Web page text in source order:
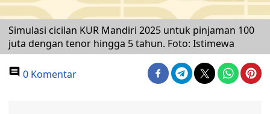
Simulasi cicilan KUR Mandiri 2025 untuk pinjaman 100
juta dengan tenor hingga 5 tahun. Foto: Istimewa
0 Komentar